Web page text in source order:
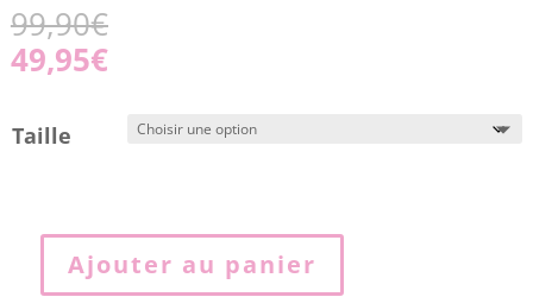
99,90€
49,95€
Taille
quantité
Ajouter au panier